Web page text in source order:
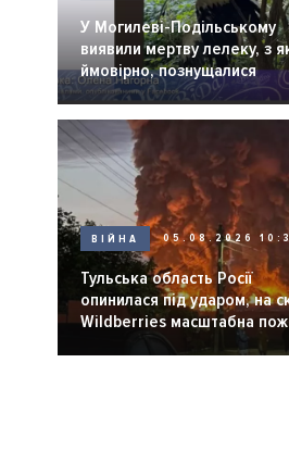
У Могилеві-Подільському
виявили мертву лелеку, з
ймовірно, познущалися
ВІЙНА 05.08.2026
Тульська область Росії
опинилася під ударом, на
Wildberries масштабна